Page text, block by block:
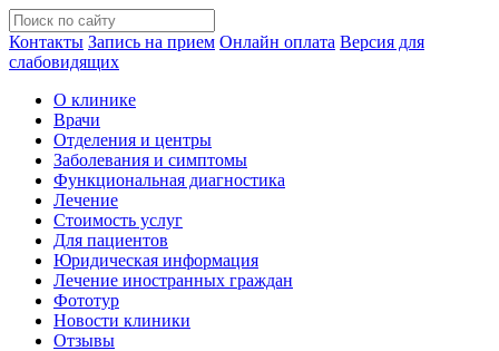
Контакты Запись на прием Онлайн оплата Версия для
слабовидящих
О клинике
Врачи
Отделения и центры
Заболевания и симптомы
Функциональная диагностика
Лечение
Стоимость услуг
Для пациентов
Юридическая информация
Лечение иностранных граждан
Фототур
Новости клиники
Отзывы